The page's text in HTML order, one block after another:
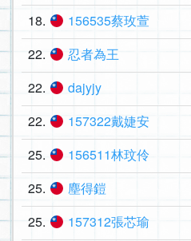
18. 156535蔡玫萱
22. 忍者為王
22. dajyjy
22. 157322戴婕安
25. 156511林玟伶
25. 塵得鎧
25. 157312張芯瑜